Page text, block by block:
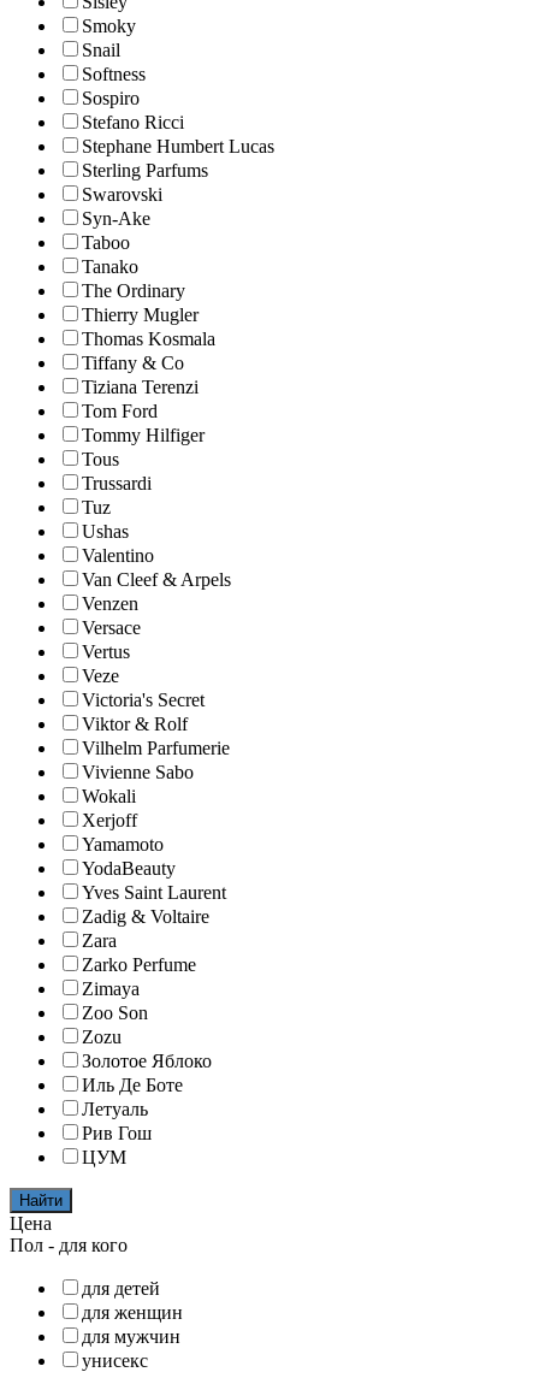
Smoky
Snail
Softness
Sospiro
Stefano Ricci
Stephane Humbert Lucas
Sterling Parfums
Swarovski
Syn-Ake
Taboo
Tanako
The Ordinary
Thierry Mugler
Thomas Kosmala
Tiffany & Co
Tiziana Terenzi
Tom Ford
Tommy Hilfiger
Tous
Trussardi
Tuz
Ushas
Valentino
Van Cleef & Arpels
Venzen
Versace
Vertus
Veze
Victoria's Secret
Viktor & Rolf
Vilhelm Parfumerie
Vivienne Sabo
Wokali
Xerjoff
Yamamoto
YodaBeauty
Yves Saint Laurent
Zadig & Voltaire
Zara
Zarko Perfume
Zimaya
Zoo Son
Zozu
Золотое Яблоко
Иль Де Боте
Летуаль
Рив Гош
ЦУМ
Найти
Цена
Пол - для кого
для детей
для женщин
для мужчин
унисекс